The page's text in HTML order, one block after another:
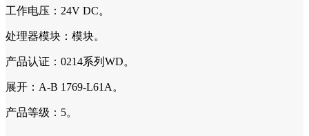
工作电压：24V DC。
处理器模块：模块。
产品认证：0214系列WD。
展开：A-B 1769-L61A。
产品等级：5。